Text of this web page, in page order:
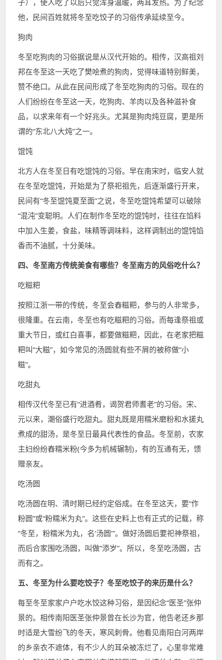
子），使人吃了以后只觉浑身温暖，两耳发热。为了纪念
他，民间百姓就将冬至吃饺子的习俗传承延续至今。
狗肉
冬至吃狗肉的习俗据说是从汉代开始的。相传，汉高祖刘
邦在冬至这一天吃了樊哙煮的狗肉，觉得味道特别鲜美，
赞不绝口。从此在民间形成了冬至吃狗肉的习俗。现在的
人们纷纷在冬至这一天，吃狗肉、羊肉以及各种滋补食
品，以求来年有一个好兆头。尤其是狗肉炖豆腐，更是所
谓的“东北八大炖”之一。
馄饨
北方人在冬至日有吃馄饨的习俗。早在南宋时，临安人就
在冬至吃馄饨，开始是为了祭祀祖先，后逐渐盛行开来，
民间有“冬至馄饨夏至面”之说，冬至吃馄饨希望可以破除
“混沌”变聪明。人们在制作冬至吃的馄饨时，往往在馅料
中加入生姜，食盐，味精等调味料，这样调制出的馄饨馅
香而不油腻，十分美味。
四、冬至南方传统美食有哪些？冬至南方的风俗吃什么？
吃糍粑
按照江浙一带的传统，冬至会舂糍粑，参与的人非常多，
很隆重。在云南，冬至也有吃糍粑的习俗。而每逢祭祖或
重大节日，或红白喜事，都要做糍粑，因此，在老家把糍
粑叫“大糍”，如今常见的汤圆就有些不屑的被称做“小
糍”。
吃甜丸
相传汉代冬至已有“进酒肴，谒贺君师耆老”的习俗。宋、
元以来，潮俗盛行吃甜丸。甜丸既是用糯米磨粉和水搓丸
煮成的甜汤，是冬至日最具代表性的食品。冬至前，农家
主妇纷纷舂糯米粉(今多为机械辗制)，有的互通有无，馈
赠亲友。
吃汤圆
吃汤圆在明、清时期已经约定俗成。在冬至这天，要“作
粉圆”或“粉糯米为丸”。这些在史料上也有正式的记载，称
“冬至，粉糯米为丸，名‘汤圆’”。做好汤圆后要祀神祭祖，
而后合家围吃汤圆，叫做“添岁”。所以，冬至吃汤圆，古
而有之。
五、冬至为什么要吃饺子？冬至吃饺子的来历是什么？
每至冬至家家户户吃水饺这种习俗，是因纪念“医圣”张仲
景的。相传南阳医圣张仲景曾在长沙为官，他告老还乡那
时适是大雪纷飞的冬天，寒风刺骨。他看见南阳白河两岸
的乡亲衣不遮体，有不少人的耳朵被冻烂了，心里非常难